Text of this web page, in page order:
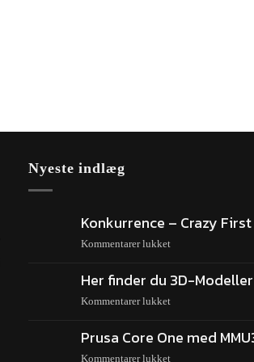
Nyeste indlæg
Konkurrence – Crazy
Kommentarer lukket
Her finder du 3D-Modeller
Kommentarer lukket
Prusa Core One med
Kommentarer lukket